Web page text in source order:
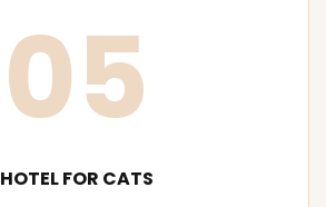
05
HOTEL FOR CATS